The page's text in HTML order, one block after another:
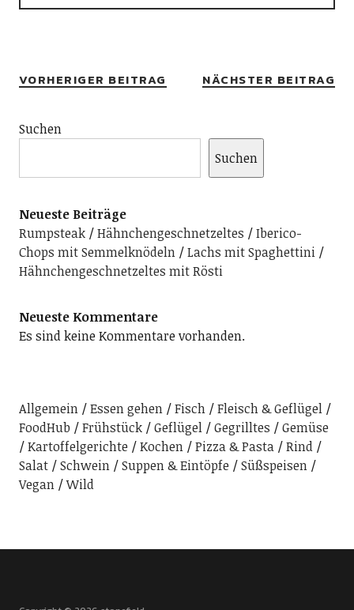
VORHERIGER BEITRAG NÄCHSTER BEITRAG
Suchen
Suchen
Neueste Beiträge
Rumpsteak
Hähnchengeschnetzeltes
Iberico-
Chops mit Semmelknödeln
Lachs mit Spaghettini
Hähnchengeschnetzeltes mit Rösti
Neueste Kommentare
Es sind keine Kommentare vorhanden.
Allgemein Essen gehen Fisch
Fleisch & Geflügel
FoodHub
Frühstück Geflügel Gegrilltes
Gemüse
Kartoffelgerichte
Kochen Pizza & Pasta
Rind
Salat
Schwein Suppen & Eintöpfe
Süßspeisen
Vegan
Wild